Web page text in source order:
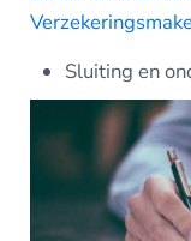
Sluiting en